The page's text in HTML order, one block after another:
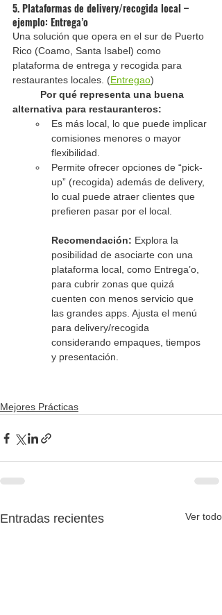
5. Plataformas de delivery/recogida local –
ejemplo: Entrega’o
Una solución que opera en el sur de Puerto
Rico (Coamo, Santa Isabel) como
plataforma de entrega y recogida para
restaurantes locales. (Entregao)
Por qué representa una buena
alternativa para restauranteros:
Es más local, lo que puede implicar
comisiones menores o mayor
flexibilidad.
Permite ofrecer opciones de “pick-
up” (recogida) además de delivery,
lo cual puede atraer clientes que
prefieren pasar por el local.
Recomendación: Explora la
posibilidad de asociarte con una
plataforma local, como Entrega’o,
para cubrir zonas que quizá
cuenten con menos servicio que
las grandes apps. Ajusta el menú
para delivery/recogida
considerando empaques, tiempos
y presentación.
Mejores Prácticas
Entradas recientes Ver todo